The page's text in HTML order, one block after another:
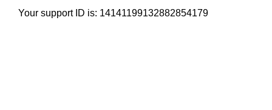
Your support ID is: 14141199132882854179